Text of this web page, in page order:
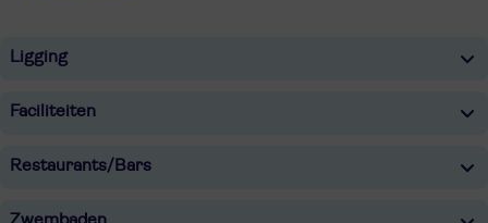
Ligging
Faciliteiten
Restaurants/Bars
Zwembaden